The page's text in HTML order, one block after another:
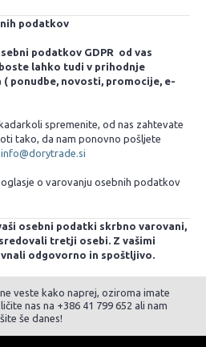
podatkov
podatkov GDPR od vas
lahko tudi v prihodnje
ponudbe, novosti, promocije, e-
spremenite, od nas zahtevate
tako, da nam ponovno pošljete
info@dorytrade.si
o varovanju osebnih podatkov
osebni podatki skrbno varovani,
tretji osebi. Z vašimi
odgovorno in spoštljivo.
veste kako naprej, oziroma imate
nas na +386 41 799 652 ali nam
še danes!